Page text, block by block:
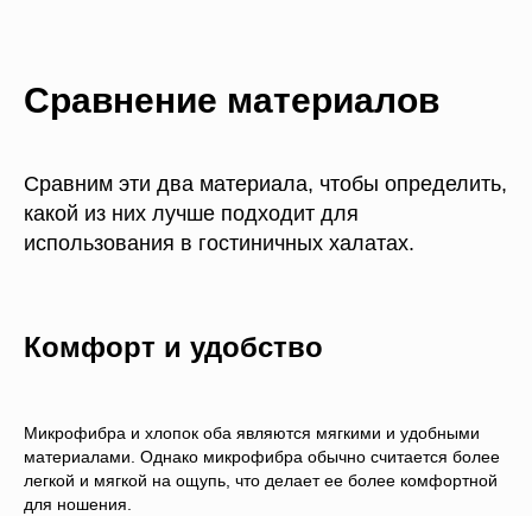
Сравнение материалов
Сравним эти два материала, чтобы определить,
какой из них лучше подходит для
использования в гостиничных халатах.
Комфорт и удобство
Микрофибра и хлопок оба являются мягкими и удобными
материалами. Однако микрофибра обычно считается более
легкой и мягкой на ощупь, что делает ее более комфортной
для ношения.